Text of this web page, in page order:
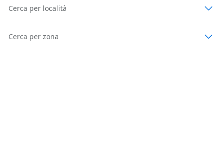
Cerca per località
Cerca per zona